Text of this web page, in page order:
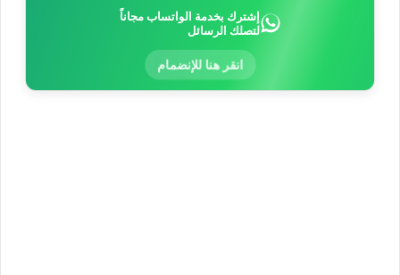
إشترك بخدمة الواتساب مجاناً
لتصلك الرسائل
انقر هنا للإنضمام